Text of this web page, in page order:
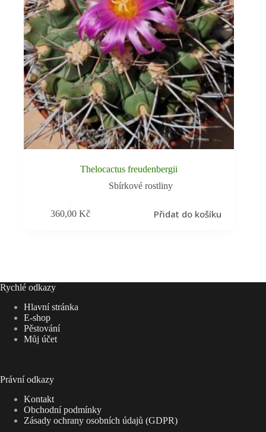
Thelocactus freudenbergii
Sbírkové rostliny
360,00Kč Přidat do košíku
Rychlé odkazy
Hlavní stránka
E-shop
Pěstování
Můj účet
Právní odkazy
Kontakt
Obchodní podmínky
Zásady ochrany osobních údajů (GDPR)